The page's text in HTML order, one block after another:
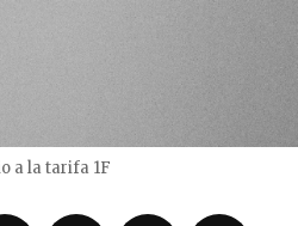
a la tarifa 1F